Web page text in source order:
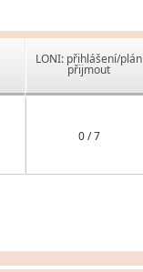
LONI: přihlášení/plán
přijmout
0 / 7